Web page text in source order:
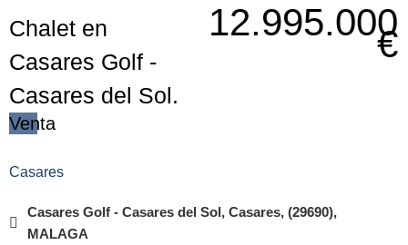
Chalet en
Casares Golf -
Casares del Sol.
12.995.000
€
Venta
Casares
Casares Golf - Casares del Sol, Casares, (29690),
MALAGA